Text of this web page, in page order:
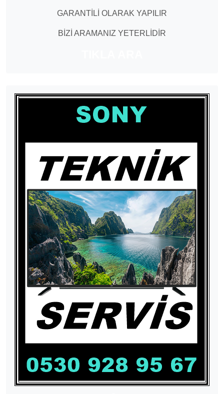
GARANTİLİ OLARAK YAPILIR
BİZİ ARAMANIZ YETERLİDİR